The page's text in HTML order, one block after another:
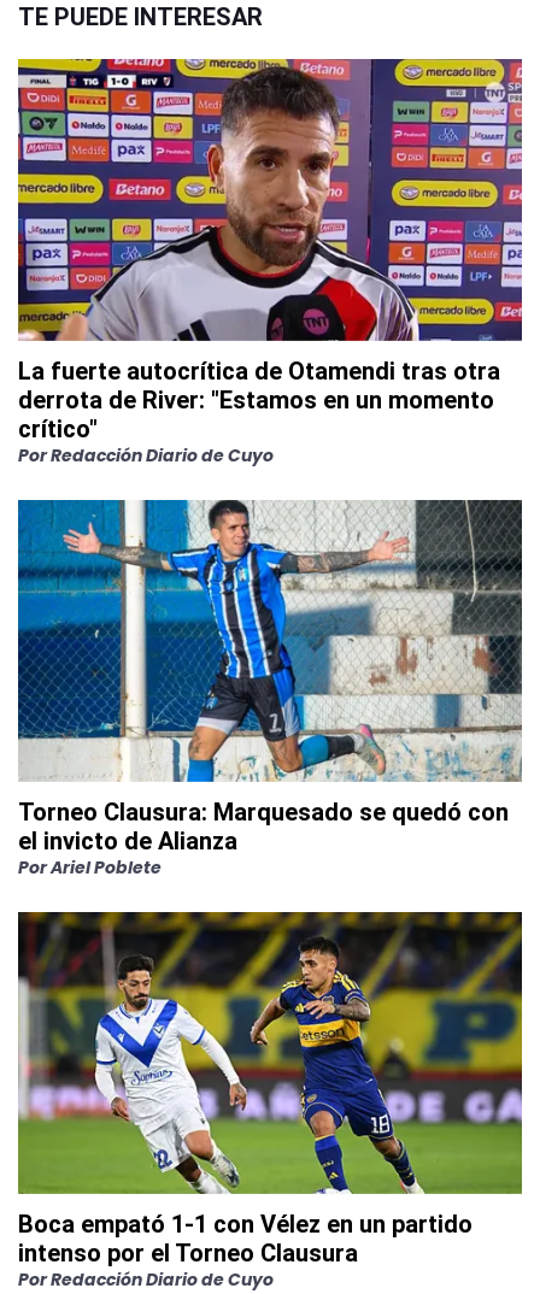
TE PUEDE INTERESAR
La fuerte autocrítica de Otamendi tras otra
derrota de River: "Estamos en un momento
crítico"
PorRedacción Diario de Cuyo
Torneo Clausura: Marquesado se quedó con
el invicto de Alianza
PorAriel Poblete
Boca empató 1-1 con Vélez en un partido
intenso por el Torneo Clausura
PorRedacción Diario de Cuyo